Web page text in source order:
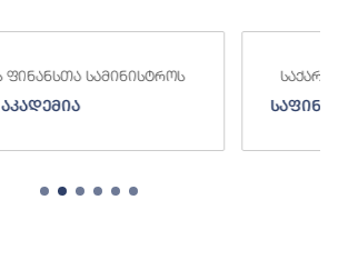
საქართველოს ფინანსთა სამინისტროს
საფინანსო-ანალიტიკური სამსახური